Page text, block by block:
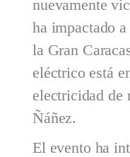
nuevamente
ha impactado
la Gran
eléctrico está
electricidad de
Ñáñez.
El evento ha